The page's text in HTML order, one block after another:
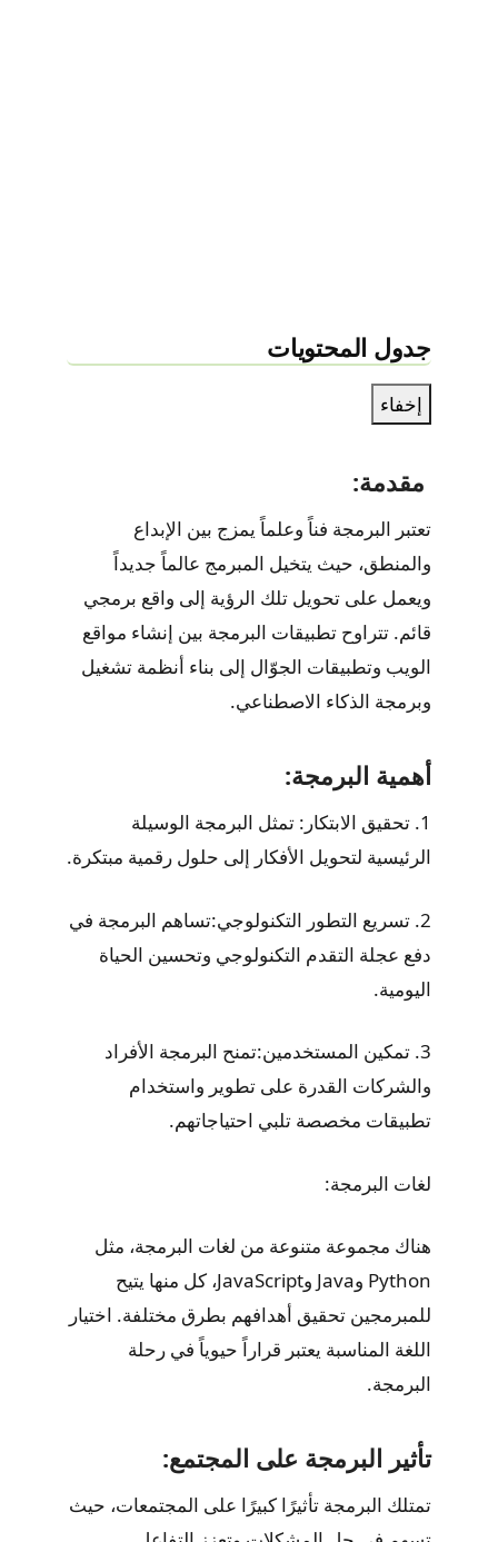
جدول المحتويات
إخفاء
مقدمة:
تعتبر البرمجة فناً وعلماً يمزج بين الإبداع
والمنطق، حيث يتخيل المبرمج عالماً جديداً
ويعمل على تحويل تلك الرؤية إلى واقع برمجي
قائم. تتراوح تطبيقات البرمجة بين إنشاء مواقع
الويب وتطبيقات الجوّال إلى بناء أنظمة تشغيل
وبرمجة الذكاء الاصطناعي.
أهمية البرمجة:
1. تحقيق الابتكار: تمثل البرمجة الوسيلة
الرئيسية لتحويل الأفكار إلى حلول رقمية مبتكرة.
2. تسريع التطور التكنولوجي:تساهم البرمجة في
دفع عجلة التقدم التكنولوجي وتحسين الحياة
اليومية.
3. تمكين المستخدمين:تمنح البرمجة الأفراد
والشركات القدرة على تطوير واستخدام
تطبيقات مخصصة تلبي احتياجاتهم.
لغات البرمجة:
هناك مجموعة متنوعة من لغات البرمجة، مثل
Python وJava وJavaScript، كل منها يتيح
للمبرمجين تحقيق أهدافهم بطرق مختلفة. اختيار
اللغة المناسبة يعتبر قراراً حيوياً في رحلة
البرمجة.
تأثير البرمجة على المجتمع:
تمتلك البرمجة تأثيرًا كبيرًا على المجتمعات، حيث